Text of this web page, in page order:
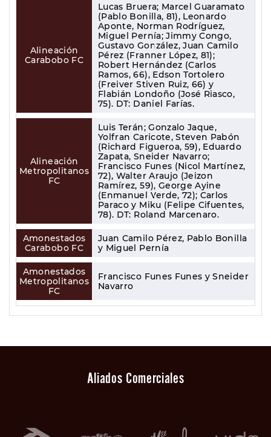
Alineación
Carabobo FC
Lucas Bruera; Marcel Guaramato
(Pablo Bonilla, 81), Leonardo
Aponte, Norman Rodríguez,
Miguel Pernía; Jimmy Congo,
Gustavo González, Juan Camilo
Pérez (Franner López, 81);
Robert Hernández (Carlos
Ramos, 66), Edson Tortolero
(Freiver Stiven Ruiz, 66) y
Flabián Londoño (José Riasco,
75). DT: Daniel Farías.
Alineación
Metropolitanos
FC
Luis Terán; Gonzalo Jaque,
Yolfran Caricote, Steven Pabón
(Richard Figueroa, 59), Eduardo
Zapata, Sneider Navarro;
Francisco Funes (Nicol Martínez,
72), Walter Araujo (Jeizon
Ramírez, 59), George Ayine
(Enmanuel Verde, 72); Carlos
Paraco y Miku (Felipe Cifuentes,
78). DT: Roland Marcenaro.
Amonestados
Carabobo FC
Juan Camilo Pérez, Pablo Bonilla
y Miguel Pernía
Amonestados
Metropolitanos
FC
Francisco Funes Funes y Sneider
Navarro
Aliados Comerciales